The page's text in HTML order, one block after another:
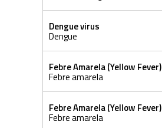
Dengue virus
Dengue
Febre Amarela (Yellow Fever)
Febre amarela
Febre Amarela (Yellow Fever)
Febre amarela